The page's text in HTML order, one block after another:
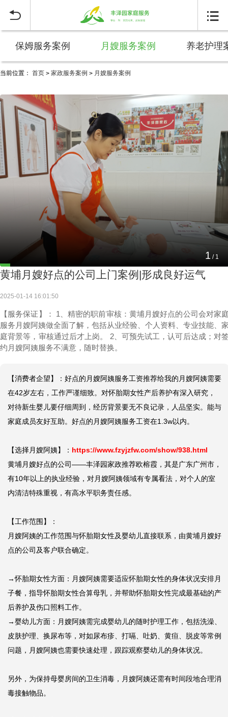
 
保姆服务案例 月嫂服务案例 养老护理
当前位置： 首页 > 家政服务案例 > 月嫂服务案例
1 / 1
黄埔月嫂好点的公司上门案例|形成良好运气
2025-01-14 16:01:50
【服务保证】： 1、精密的职前审核：黄埔月嫂好点的公司会对家
服务月嫂阿姨做全面了解，包括从业经验、个人资料、专业技能、
庭背景等，审核通过后才上岗。 2、可预先试工，认可后达成；对
约月嫂阿姨服务不满意，随时替换。
【消费者企望】：好点的月嫂阿姨服务工资推荐给我的月嫂阿姨需要
在42岁左右，工作严谨细致。对怀胎期女性产后养护有深入研究，
对待新生婴儿要仔细周到，经历背景要无不良记录，人品坚实。能与
家庭成员友好互助。好点的月嫂阿姨服务工资在1.3w以内。
【选择月嫂阿姨】： https://www.fzyjzfw.com/show/938.html
黄埔月嫂好点的公司——丰泽园家政推荐欧榕霞，其是广东广州市，
有10年以上的执业经验，对月嫂阿姨领域有专属看法，对个人的室
内清洁特殊重视，有高水平职务责任感。
【工作范围】：
月嫂阿姨的工作范围与怀胎期女性及婴幼儿直接联系，由黄埔月嫂好
点的公司及客户联合确定。
→怀胎期女性方面：月嫂阿姨需要适应怀胎期女性的身体状况安排月
子餐，指导怀胎期女性合算母乳，并帮助怀胎期女性完成最基础的产
后养护及伤口照料工作。
→婴幼儿方面：月嫂阿姨需完成婴幼儿的随时护理工作，包括洗澡、
皮肤护理、换尿布等，对如尿布疹、打嗝、吐奶、黄疸、脱皮等常例
问题，月嫂阿姨也需要快速处理，跟踪观察婴幼儿的身体状况。
另外，为保持母婴房间的卫生消毒，月嫂阿姨还需有时间段地合理消
毒接触物品。